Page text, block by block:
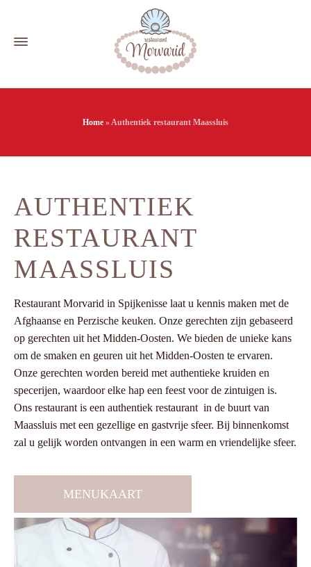
Home »Authentiek restaurant Maassluis
AUTHENTIEK
RESTAURANT
MAASSLUIS
Restaurant Morvarid in Spijkenisse laat u kennis maken met de
Afghaanse en Perzische keuken. Onze gerechten zijn gebaseerd
op gerechten uit het Midden-Oosten. We bieden de unieke kans
om de smaken en geuren uit het Midden-Oosten te ervaren.
Onze gerechten worden bereid met authentieke kruiden en
specerijen, waardoor elke hap een feest voor de zintuigen is.
Ons restaurant is een authentiek restaurant in de buurt van
Maassluis met een gezellige en gastvrije sfeer. Bij binnenkomst
zal u gelijk worden ontvangen in een warm en vriendelijke sfeer.
MENUKAART